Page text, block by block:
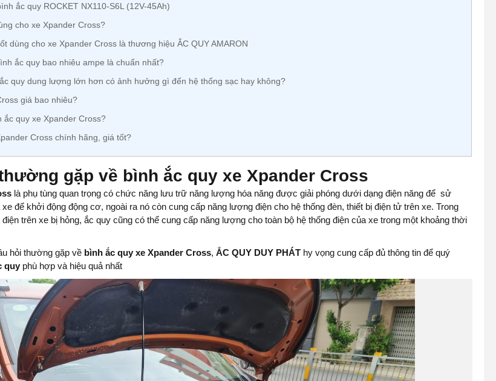
ắc quy ROCKET NX110-S6L (12V-45Ah)
cho xe Xpander Cross?
dùng cho xe Xpander Cross là thương hiệu ẮC QUY AMARON
ắc quy bao nhiêu ampe là chuẩn nhất?
quy dung lượng lớn hơn có ảnh hưởng gì đến hệ thống sạc hay không?
giá bao nhiêu?
ắc quy xe Xpander Cross?
Cross chính hãng, giá tốt?
gặp về bình ắc quy xe Xpander Cross
là phụ tùng quan trọng có chức năng lưu trữ năng lượng hóa năng được giải phóng dưới dạng điện năng để sử
để khởi động động cơ, ngoài ra nó còn cung cấp năng lượng điện cho hệ thống đèn, thiết bị điện tử trên xe. Trong
trên xe bị hỏng, ắc quy cũng có thể cung cấp năng lượng cho toàn bộ hệ thống điện của xe trong một khoảng thời
hỏi thường gặp về bình ắc quy xe Xpander Cross,ẮC QUY DUY PHÁT hy vọng cung cấp đủ thông tin để quý
quy phù hợp và hiệu quả nhất